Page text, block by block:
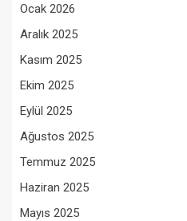
Ocak 2026
Aralık 2025
Kasım 2025
Ekim 2025
Eylül 2025
Ağustos 2025
Temmuz 2025
Haziran 2025
Mayıs 2025